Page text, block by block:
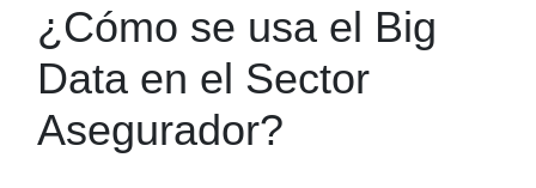
¿Cómo se usa el Big
Data en el Sector
Asegurador?